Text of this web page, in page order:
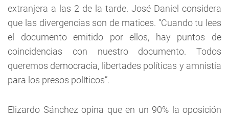
extranjera a las 2 de la tarde. José Daniel considera
que las divergencias son de matices. “Cuando tu lees
el documento emitido por ellos, hay puntos de
coincidencias con nuestro documento. Todos
queremos democracia, libertades políticas y amnistía
para los presos políticos”.
Elizardo Sánchez opina que en un 90% la oposición